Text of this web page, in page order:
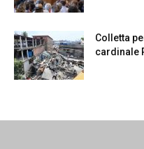
Colletta
cardinale